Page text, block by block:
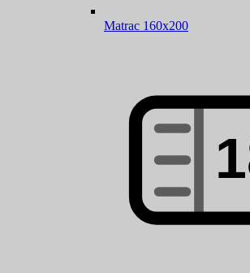
Matrac 160x200